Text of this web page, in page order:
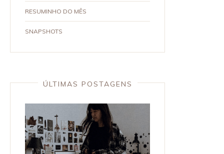
RESUMINHO DO MÊS
SNAPSHOTS
ÚLTIMAS POSTAGENS